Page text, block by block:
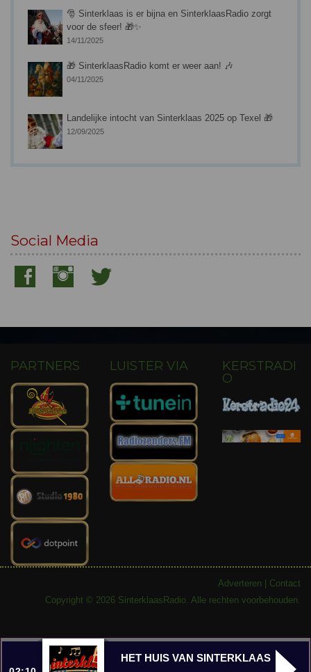
🎅 Sinterklaas is er bijna en SinterklaasRadio zorgt
voor de sfeer! 🎁✨
14/11/2025
🎁 SinterklaasRadio komt er weer aan! 🎶
04/11/2025
Landelijke intocht van Sinterklaas 2025 op Texel 🎁
12/09/2025
Social Media
PARTNERS LUISTER VIA
KERSTRADI
O
Adverteren
Contact
Copyright © 2026 SinterklaasRadio. Alle rechten voorbehouden.
HET HUIS VAN SINTERKLAAS